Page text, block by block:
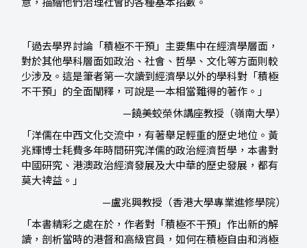
意，描繪他們治理社會的各種基本招數。
「過去學界討論「積極不干預」主要集中在經濟學層面，
對於其他學科層面如政治、社會、哲學、文化等方面則較
少涉及。這是筆者第一次讀到經濟學以外的學科對「積極
不干預」的全面闡釋，可說是一本相當難得的著作。」
—饒美蛟榮休講座教授（嶺南大學）
「洋儒在中西文化交流中，有著舉足輕重的歷史地位。黃
兆輝博士耗費多年時間研究洋儒的政治經濟哲學，本書對
中國研究、港澳政治經濟發展及大中華的歷史發展，都有
莫大裨益。」
—盧兆興教授（香港大學專業進修學院）
「本書精彩之處在於，作者對「積極不干預」作出新的解
讀，剖析當時的港督和高級官員，如何在積極自由和消極